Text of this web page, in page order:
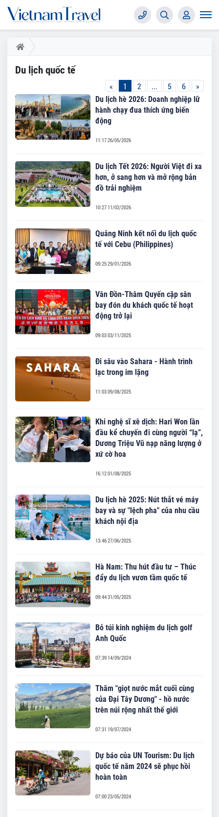
Du lịch quốc tế
« 1 2 ... 5 6 »
Du lịch hè 2026: Doanh nghiệp lữ
hành chạy đua thích ứng biến
động
11:17 26/05/2026
Du lịch Tết 2026: Người Việt đi xa
hơn, ở sang hơn và mở rộng bản
đồ trải nghiệm
10:27 11/02/2026
Quảng Ninh kết nối du lịch quốc
tế với Cebu (Philippines)
09:25 29/01/2026
Vân Đồn-Thâm Quyến cặp sân
bay đón du khách quốc tế hoạt
động trở lại
09:03 03/11/2025
Đi sâu vào Sahara - Hành trình
lạc trong im lặng
11:03 09/08/2025
Khi nghệ sĩ xê dịch: Hari Won lần
đầu kể chuyến đi cùng người “lạ”,
Dương Triệu Vũ nạp năng lượng ở
xứ cờ hoa
16:12 01/08/2025
Du lịch hè 2025: Nút thắt vé máy
bay và sự "lệch pha" của nhu cầu
khách nội địa
13:46 27/06/2025
Hà Nam: Thu hút đầu tư – Thúc
đẩy du lịch vươn tầm quốc tế
09:44 31/05/2025
Bỏ túi kinh nghiệm du lịch golf
Anh Quốc
07:39 14/09/2024
Thăm "giọt nước mắt cuối cùng
của Đại Tây Dương" - hồ nước
trên núi rộng nhất thế giới
07:31 19/07/2024
Dự báo của UN Tourism: Du lịch
quốc tế năm 2024 sẽ phục hồi
hoàn toàn
07:00 23/05/2024